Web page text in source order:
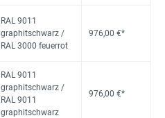
RAL 9011
graphitschwarz /
RAL 3000 feuerrot
976,00 €*
RAL 9011
graphitschwarz /
RAL 9011
graphitschwarz
976,00 €*